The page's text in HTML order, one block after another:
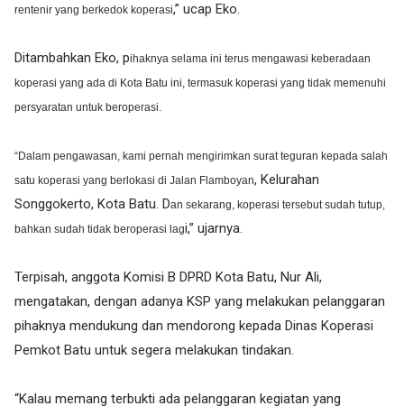
rentenir yang berkedok koperasi,” ucap Eko.
Ditambahkan Eko, pihaknya selama ini terus mengawasi keberadaan
koperasi yang ada di Kota Batu ini, termasuk koperasi yang tidak memenuhi
persyaratan untuk beroperasi.
“Dalam pengawasan, kami pernah mengirimkan surat teguran kepada salah
satu koperasi yang berlokasi di Jalan Flamboyan, Kelurahan
Songgokerto, Kota Batu. Dan sekarang, koperasi tersebut sudah tutup,
bahkan sudah tidak beroperasi lagi,” ujarnya.
Terpisah, anggota Komisi B DPRD Kota Batu, Nur Ali,
mengatakan, dengan adanya KSP yang melakukan pelanggaran
pihaknya mendukung dan mendorong kepada Dinas Koperasi
Pemkot Batu untuk segera melakukan tindakan.
“Kalau memang terbukti ada pelanggaran kegiatan yang